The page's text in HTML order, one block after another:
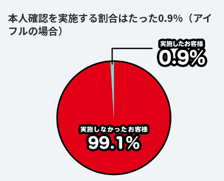
本人確認を実施する割合はたった0.9%（アイ
フルの場合）